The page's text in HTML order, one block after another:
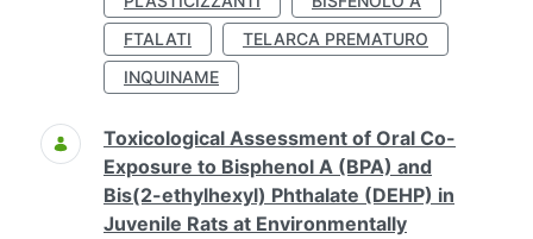
FTALATI
TELARCA PREMATURO
INQUINAME
Toxicological Assessment of Oral Co-
Exposure to Bisphenol A (BPA) and
Bis(2-ethylhexyl) Phthalate (DEHP) in
Juvenile Rats at Environmentally